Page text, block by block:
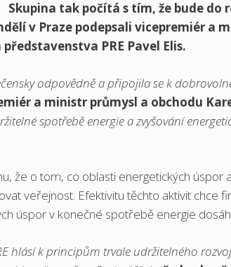
Skupina tak počítá s tím, že bude do
v Praze podepsali vicepremiér a
PRE Pavel Elis.
odpovědně a připojila se k
a ministr průmysl a obchodu
spotřebě energie a zvyšování
že o tom, co oblasti energetických úspor
veřejnost. Efektivitu těchto aktivit chce
úspor v konečné spotřebě energie
hlásí k principům trvale udržitelného